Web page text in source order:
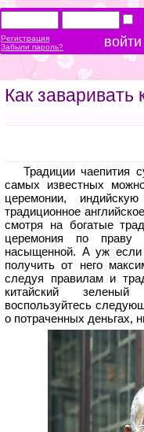
Как заваривать
Традиции чаепития
самых известных
церемонии,
традиционное
смотря на богатые
церемония по праву
насыщенной. А уж если
получить от него
следуя правилам и
китайский
воспользуйтесь
о потраченных деньгах,
Регистрация
Забыли пароль?